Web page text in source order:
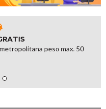
peso max. 50